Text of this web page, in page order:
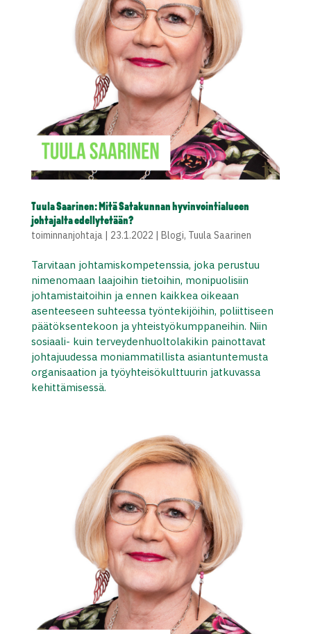
Tuula Saarinen: Mitä Satakunnan hyvinvointialueen
johtajalta edellytetään?
toiminnanjohtaja| 23.1.2022 | Blogi, Tuula Saarinen
Tarvitaan johtamiskompetenssia, joka perustuu
nimenomaan laajoihin tietoihin, monipuolisiin
johtamistaitoihin ja ennen kaikkea oikeaan
asenteeseen suhteessa työntekijöihin, poliittiseen
päätöksentekoon ja yhteistyökumppaneihin. Niin
sosiaali- kuin terveydenhuoltolakikin painottavat
johtajuudessa moniammatillista asiantuntemusta
organisaation ja työyhteisökulttuurin jatkuvassa
kehittämisessä.